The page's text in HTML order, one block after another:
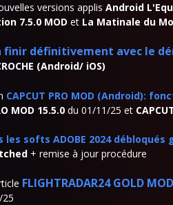
versions applis Android
7.5.0 MOD et La Matinale du
finir définitivement avec le
(Android/ iOS)
CAPCUT PRO MOD (Android):
MOD 15.5.0 du 01/11/25 et
les softs ADOBE 2024
+ remise à jour procédure
FLIGHTRADAR24 GOLD